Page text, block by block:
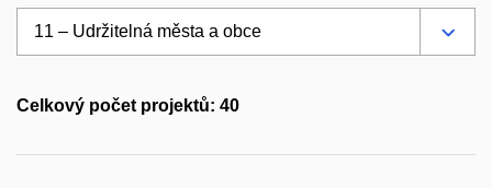
Celkový počet projektů: 40